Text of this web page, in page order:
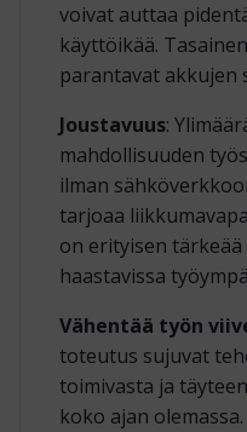
voivat auttaa
käyttöikää.
parantavat akkujen
Joustavuus:
mahdollisuuden
ilman
tarjoaa
on erityisen tärkeää
haastavissa
Vähentää työn
toteutus sujuvat
toimivasta ja
koko ajan